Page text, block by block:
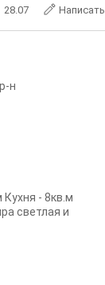
28.07 Написать
н
- 8кв.м
светлая и